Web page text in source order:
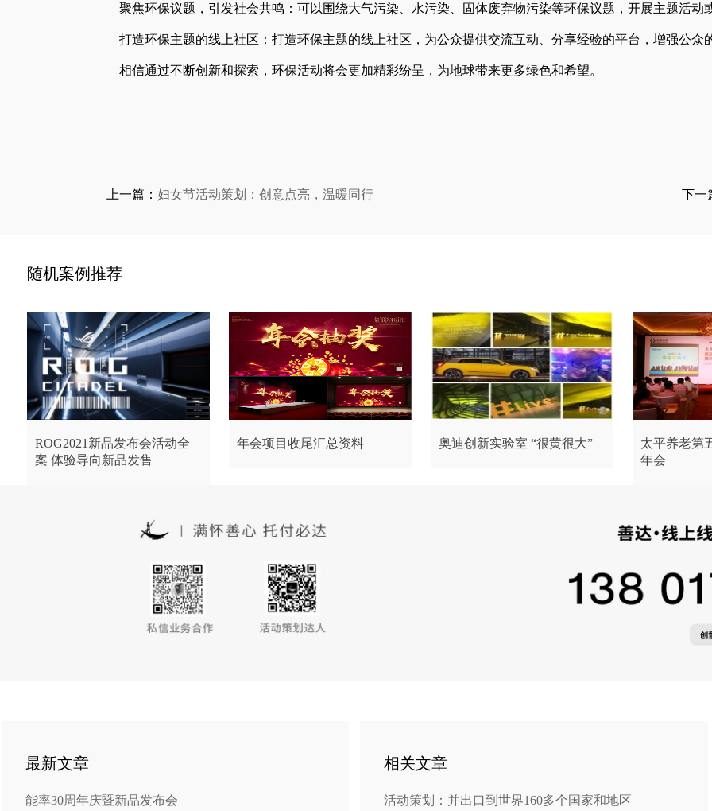
聚焦环保议题，引发社会共鸣：可以围绕大气污染、水污染、固体废弃物污染等环保议题，开展主题活动
打造环保主题的线上社区：打造环保主题的线上社区，为公众提供交流互动、分享经验的平台，增强公众
相信通过不断创新和探索，环保活动将会更加精彩纷呈，为地球带来更多绿色和希望。
上一篇：妇女节活动策划：创意点亮，温暖同行 下一
随机案例推荐
ROG2021新品发布会活动全
案 体验导向新品发售
年会项目收尾汇总资料 奥迪创新实验室 “很黄很大”
太平养老第
年会
最新文章
能率30周年庆暨新品发布会
相关文章
活动策划：并出口到世界160多个国家和地区